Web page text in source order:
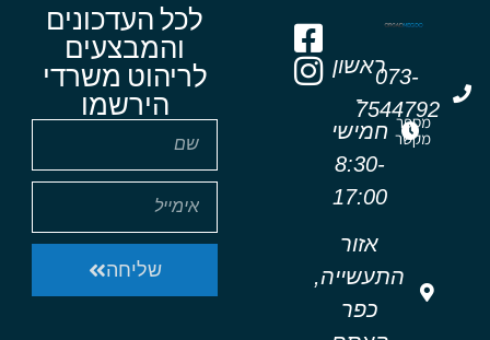
073-
7544792
מספר
מקשר
ראשון
-
חמישי
8:30-
17:00
אזור
התעשייה,
כפר
לכל העדכונים
והמבצעים
לריהוט משרדי
הירשמו
שליחה